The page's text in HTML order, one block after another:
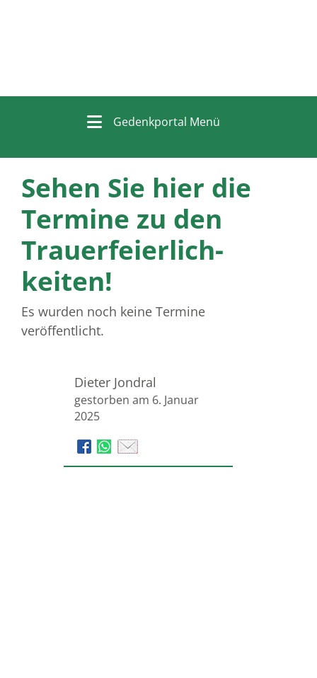
Gedenkportal Menü
Sehen Sie hier die
Termine zu den
Trauer­feierlich­
keiten!
Es wurden noch keine Termine
veröffentlicht.
Dieter Jondral
gestorben am 6. Januar
2025